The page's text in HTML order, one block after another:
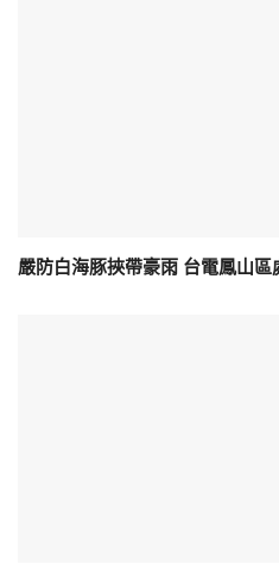
嚴防白海豚挾帶豪雨 台電鳳山